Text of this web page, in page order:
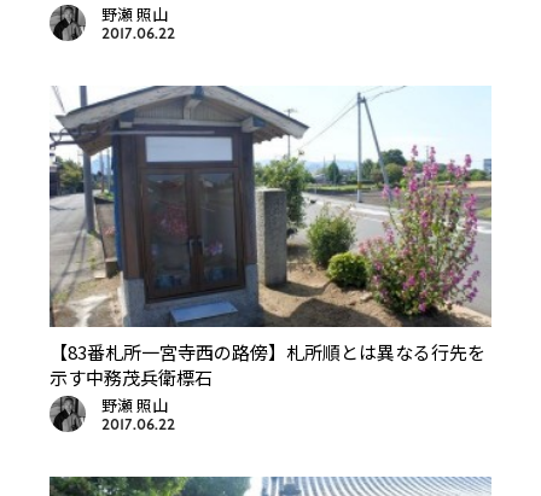
野瀬 照山
2017.06.22
【83番札所一宮寺西の路傍】札所順とは異なる行先を
示す中務茂兵衛標石
野瀬 照山
2017.06.22